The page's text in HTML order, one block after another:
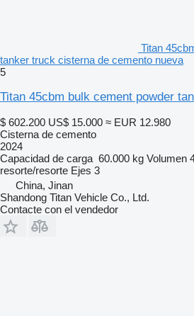
Titan
tanker truck cisterna de cemento nueva
5
Titan 45cbm bulk cement powder
$ 602.200 US$ 15.000 ≈ EUR 12.980
Cisterna de cemento
2024
Capacidad de carga 60.000 kg Volumen
resorte/resorte Ejes 3
China, Jinan
Shandong Titan Vehicle Co., Ltd.
Contacte con el vendedor